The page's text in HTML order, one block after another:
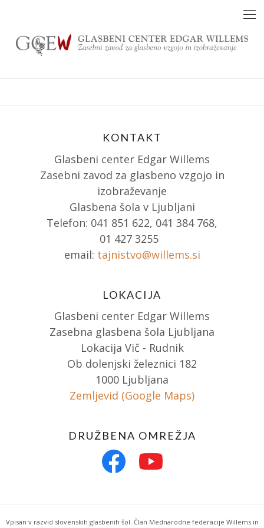
content
KONTAKT
Glasbeni center Edgar Willems
Zasebni zavod za glasbeno vzgojo in
izobraževanje
Glasbena šola v Ljubljani
Telefon: 041 851 622, 041 384 768,
01 427 3255
email: tajnistvo@willems.si
LOKACIJA
Glasbeni center Edgar Willems
Zasebna glasbena šola Ljubljana
Lokacija Vič - Rudnik
Ob dolenjski železnici 182
1000 Ljubljana
Zemljevid (Google Maps)
DRUŽBENA OMREŽJA
Vpisan v razvid slovenskih glasbenih šol. Član Mednarodne federacije Willems in